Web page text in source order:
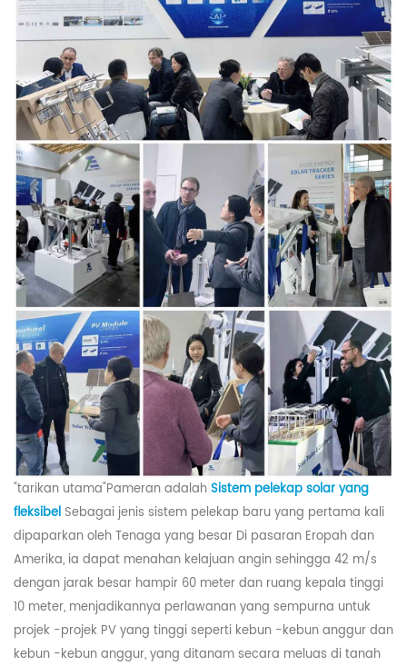
"tarikan utama"Pameran adalahSistem pelekap solar yang
fleksibel Sebagai jenis sistem pelekap baru yang pertama kali
dipaparkan olehTenaga yang besar Di pasaran Eropah dan
Amerika, ia dapat menahan kelajuan angin sehingga 42 m/s
dengan jarak besar hampir 60 meter dan ruang kepala tinggi
10 meter, menjadikannya perlawanan yang sempurna untuk
projek -projek PV yang tinggi seperti kebun -kebun anggur dan
kebun -kebun anggur, yang ditanam secara meluas di tanah